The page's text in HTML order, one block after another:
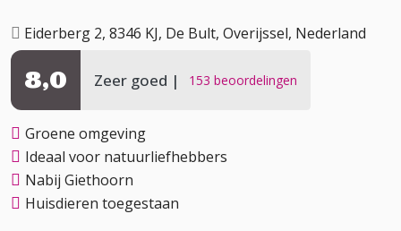
Eiderberg 2, 8346 KJ, De Bult, Overijssel, Nederland
Zeer goed 153 beoordelingen
8,0
Groene omgeving
Ideaal voor natuurliefhebbers
Nabij Giethoorn
Huisdieren toegestaan